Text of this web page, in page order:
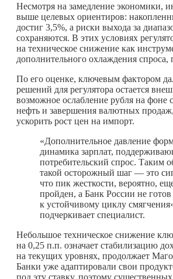
Несмотря на замедление экономики,
выше целевых ориентиров:
достиг 3,5%, а риски выхода за
сохраняются. В этих условиях
на техническое снижение как
дополнительного охлаждения спроса,
По его оценке, ключевым фактором
решений для регулятора остается
возможное ослабление рубля на фоне
нефть и завершения валютных
ускорить рост цен на импорт.
«Дополнительное давление
динамика зарплат,
потребительский спрос. Таким
такой осторожный шаг — это
что пик жесткости, вероятно,
пройден, а Банк России не готов
к устойчивому циклу
подчеркивает специалист.
Небольшое техническое снижение
на 0,25 п.п. означает стабилизацию
на текущих уровнях, продолжает
Банки уже адаптировали свои
под эту ставку, поэтому